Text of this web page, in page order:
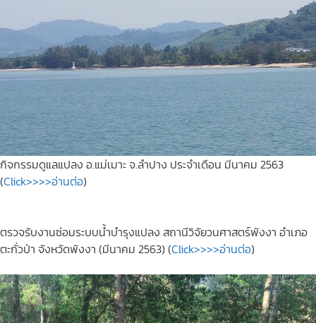
กิจกรรมดูแลแปลง อ.แม่เมาะ จ.ลำปาง ประจำเดือน มีนาคม 2563
(Click>>>>อ่านต่อ)
ตรวจรับงานซ่อมระบบน้ำบำรุงแปลง สถานีวิจัยวนศาสตร์พังงา อำเภอ
ตะกั่วป่า จังหวัดพังงา (มีนาคม 2563) (Click>>>>อ่านต่อ)